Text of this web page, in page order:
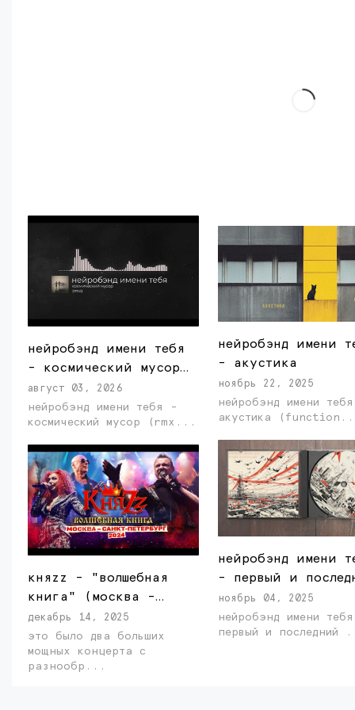
нейробэнд имени тебя
- космический мусор
(rmx)
август 03, 2026
нейробэнд имени тебя -
космический мусор (rmx...
княzz - "волшебная
книга" (москва -
санкт-петербург,
2024)
декабрь 14, 2025
это было два больших
мощных концерта с
разнообр...
нейробэнд имени
- акустика
ноябрь 22, 2025
нейробэнд имени
акустика
нейробэнд имени
- первый и
ноябрь 04, 2025
нейробэнд имени